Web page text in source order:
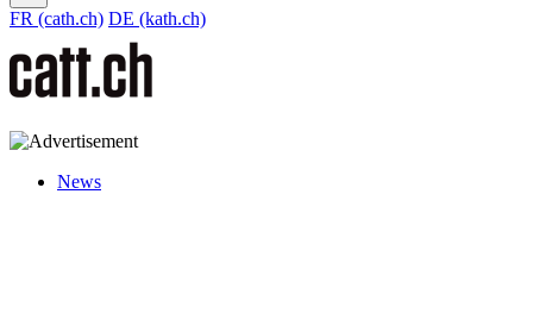
FR (cath.ch) DE (kath.ch)
News